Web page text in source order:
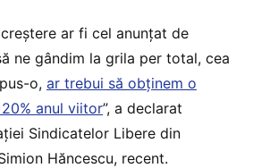
ar fi cel anunțat de
ne gândim la grila per total, cea
o, ar trebui să obţinem o
anul viitor”, a declarat
Sindicatelor Libere din
Hăncescu, recent.